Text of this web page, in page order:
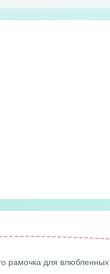
рамочка для влюбленных